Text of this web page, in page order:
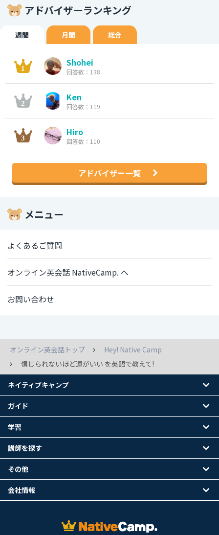
アドバイザーランキング
週間 月間 総合
Shohei
回答数：138
Ken
回答数：119
Hiro
回答数：110
アドバイザー一覧
メニュー
よくあるご質問
オンライン英会話 NativeCamp. へ
お問い合わせ
オンライン英会話トップ
Hey! Native Camp
信じられないほど運がいい を英語で教えて!
ネイティブキャンプ
ガイド
学習
講師を探す
その他
会社情報